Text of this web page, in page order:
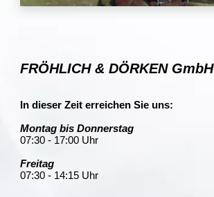
FRÖHLICH & DÖRKEN GmbH
In dieser Zeit erreichen Sie uns:
Montag bis Donnerstag
07:30 - 17:00 Uhr
Freitag
07:30 - 14:15 Uhr